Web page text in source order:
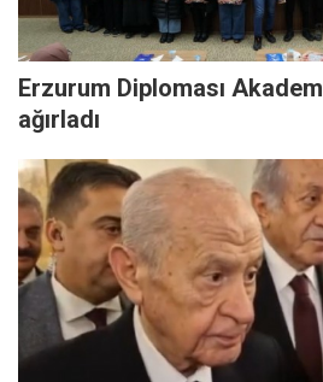
Erzurum Diploması
ağırladı